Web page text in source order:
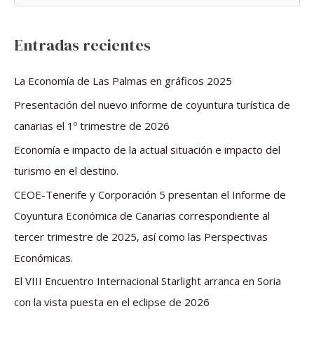
a
Entradas recientes
La Economía de Las Palmas en gráficos 2025
Presentación del nuevo informe de coyuntura turística de
canarias el 1º trimestre de 2026
Economía e impacto de la actual situación e impacto del
turismo en el destino.
CEOE-Tenerife y Corporación 5 presentan el Informe de
Coyuntura Económica de Canarias correspondiente al
tercer trimestre de 2025, así como las Perspectivas
Económicas.
El VIII Encuentro Internacional Starlight arranca en Soria
con la vista puesta en el eclipse de 2026